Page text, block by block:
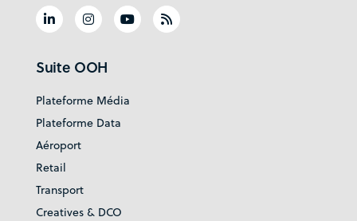
Suite OOH
Plateforme Média
Plateforme Data
Aéroport
Retail
Transport
Creatives & DCO